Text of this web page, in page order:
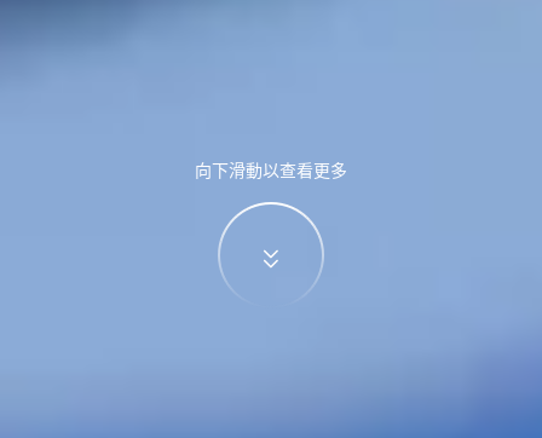
向下滑動以查看更多